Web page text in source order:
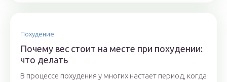
Похудение
Почему вес стоит на месте при похудении:
что делать
В процессе похудения у многих настает период, когда